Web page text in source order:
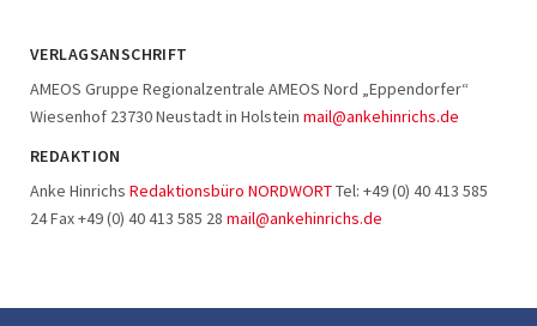
VERLAGSANSCHRIFT
AMEOS Gruppe Regionalzentrale AMEOS Nord „Eppendorfer“
Wiesenhof 23730 Neustadt in Holstein mail@ankehinrichs.de
REDAKTION
Anke Hinrichs Redaktionsbüro NORDWORTTel: +49 (0) 40 413 585
24 Fax +49 (0) 40 413 585 28 mail@ankehinrichs.de